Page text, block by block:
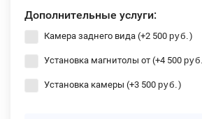
Дополнительные услуги:
Камера заднего вида (+2 500 руб. )
Установка магнитолы от (+4 500 руб.
Установка камеры (+3 500 руб. )